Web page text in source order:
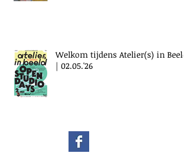
Welkom tijdens Atelier(s) in Beeld
| 02.05.'26